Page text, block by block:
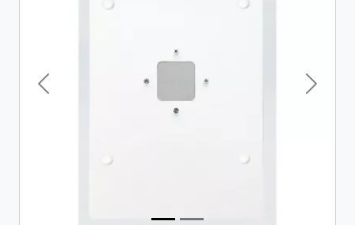
Previous Next